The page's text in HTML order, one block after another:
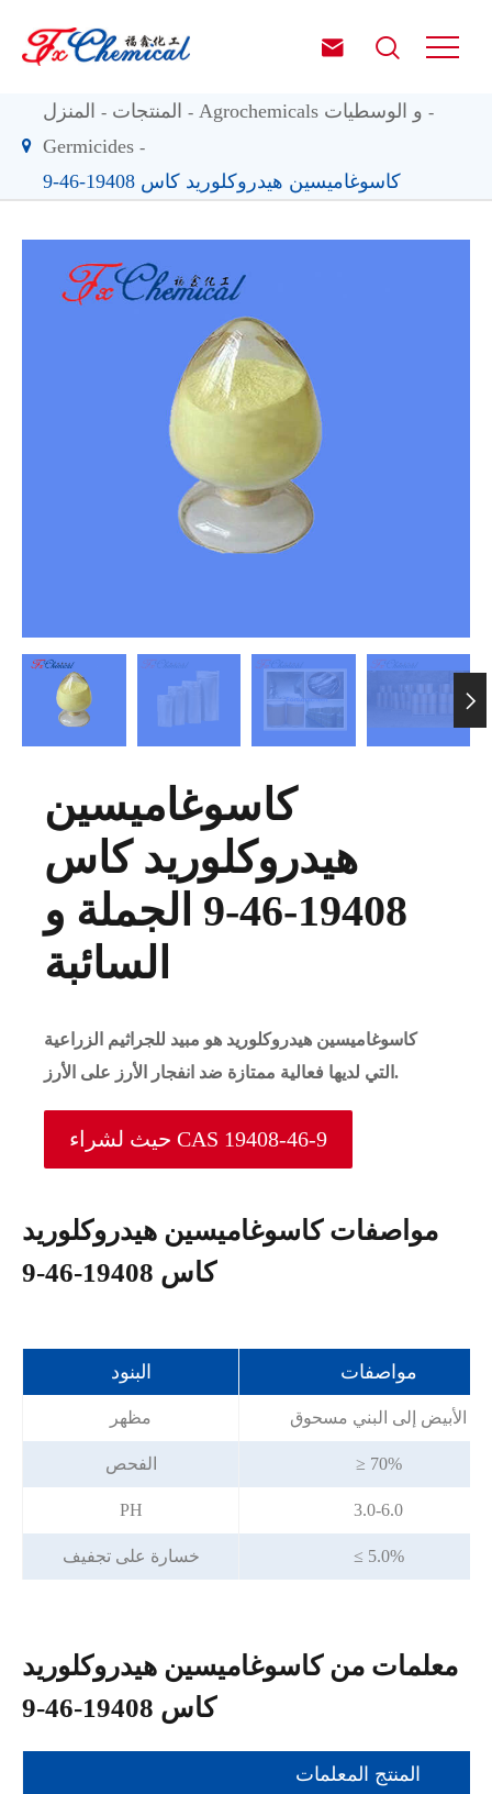
 
المنزل المنتجات
Agrochemicals و الوسطيات
Germicides
كاسوغاميسين هيدروكلوريد كاس 19408-46-9

كاسوغاميسين
هيدروكلوريد كاس
19408-46-9 الجملة و
السائبة
كاسوغاميسين هيدروكلوريد هو مبيد للجراثيم الزراعية
التي لديها فعالية ممتازة ضد انفجار الأرز على الأرز.
حيث لشراء CAS 19408-46-9
مواصفات كاسوغاميسين هيدروكلوريد
كاس 19408-46-9
البنود مواصفات
مظهر الأبيض إلى البني مسحوق
الفحص ≥ 70%
PH 3.0-6.0
خسارة على تجفيف ≤ 5.0%
معلمات من كاسوغاميسين هيدروكلوريد
كاس 19408-46-9
المنتج المعلمات